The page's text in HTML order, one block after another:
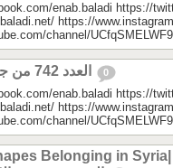
enab.baladi https://
https://
channel/
0
enab.baladi https://
https://
channel/
Belonging in Syria|